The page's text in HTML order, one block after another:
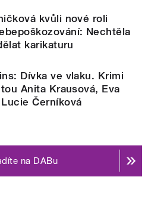
kvůli nové roli
Nechtěla
karikaturu
Dívka ve vlaku. Krimi
Anita Krausová, Eva
Černíková
na DABu